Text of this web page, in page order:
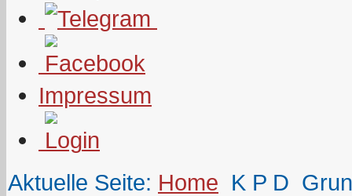
Impressum
Aktuelle Seite: Home K P D